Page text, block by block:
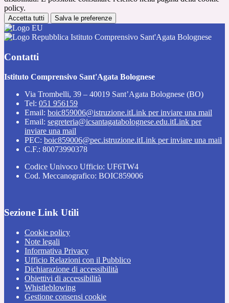
policy.
Accetta tutti Salva le preferenze
Istituto Comprensivo Sant'Agata Bolognese
Contatti
Istituto Comprensivo Sant'Agata Bolognese
Via Trombelli, 39 – 40019 Sant’Agata Bolognese (BO)
Tel: 051 956159
Email: boic859006@istruzione.itLink per inviare una mail
Email: segreteria@icsantagatabolognese.edu.itLink per
inviare una mail
PEC: boic859006@pec.istruzione.itLink per inviare una mail
C.F.: 80073990378
Codice Univoco Ufficio: UF6TW4
Cod. Meccanografico: BOIC859006
Sezione Link Utili
Cookie policy
Note legali
Informativa Privacy
Ufficio Relazioni con il Pubblico
Dichiarazione di accessibilità
Obiettivi di accessibilità
Whistleblowing
Gestione consensi cookie